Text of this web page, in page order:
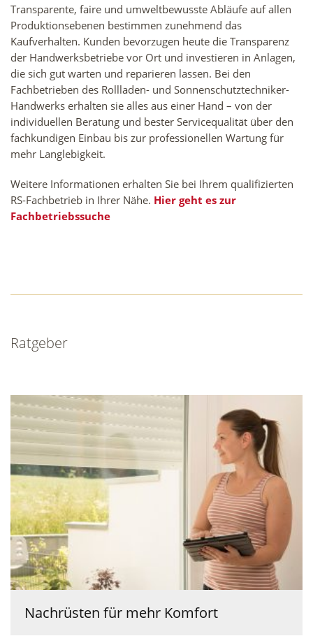
Transparente, faire und umweltbewusste Abläufe auf allen
Produk­tionsebenen bestimmen zunehmend das
Kaufverhalten. Kunden bevorzugen heute die Transpa­renz
der Handwerksbetriebe vor Ort und investieren in Anlagen,
die sich gut warten und reparieren lassen. Bei den
Fachbetrieben des Rollladen- und Sonnenschutztechniker-
Handwerks erhalten sie al­les aus einer Hand – von der
individuellen Beratung und bester Servicequalität über den
fachkundigen Einbau bis zur professionel­len Wartung für
mehr Langlebigkeit.
Weitere Informationen erhalten Sie bei Ihrem qualifizierten
RS-Fachbetrieb in Ihrer Nähe. Hier geht es zur
Fachbetriebssuche
Ratgeber
Nachrüsten für mehr Komfort